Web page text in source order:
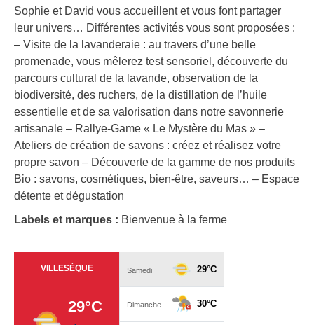
Sophie et David vous accueillent et vous font partager
leur univers… Différentes activités vous sont proposées :
– Visite de la lavanderaie : au travers d’une belle
promenade, vous mêlerez test sensoriel, découverte du
parcours cultural de la lavande, observation de la
biodiversité, des ruchers, de la distillation de l’huile
essentielle et de sa valorisation dans notre savonnerie
artisanale – Rallye-Game « Le Mystère du Mas » –
Ateliers de création de savons : créez et réalisez votre
propre savon – Découverte de la gamme de nos produits
Bio : savons, cosmétiques, bien-être, saveurs… – Espace
détente et dégustation
Labels et marques : Bienvenue à la ferme